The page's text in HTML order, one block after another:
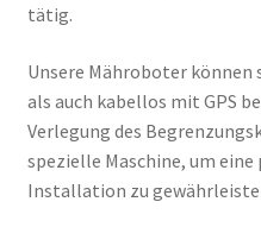
Installation Service Reparatur
Mähroboter Installation
Service Wartung
Reparatur Hinweis
tätig.
Unsere Mähroboter
als auch kabellos mit GPS
Verlegung des
spezielle Maschine, um eine
Installation zu